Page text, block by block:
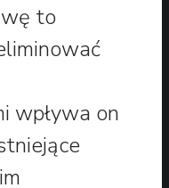
to
wpływa on